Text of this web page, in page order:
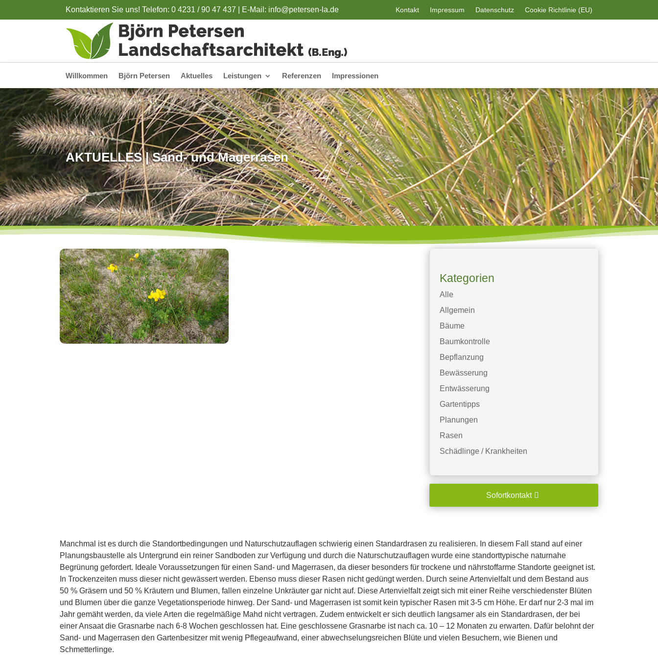
Kontaktieren Sie uns! Telefon: 0 4231 / 90 47 437 | E-Mail: info@petersen-la.de Kontakt Impressum Datenschutz Cookie Richtlinie (EU)
Willkommen Björn Petersen Aktuelles Leistungen Referenzen Impressionen
AKTUELLES | Sand- und Magerrasen
Kategorien
Alle
Allgemein
Bäume
Baumkontrolle
Bepflanzung
Bewässerung
Entwässerung
Gartentipps
Planungen
Rasen
Schädlinge / Krankheiten
Sofortkontakt
Manchmal ist es durch die Standortbedingungen und Naturschutzauflagen schwierig einen Standardrasen zu realisieren. In diesem Fall stand auf einer
Planungsbaustelle als Untergrund ein reiner Sandboden zur Verfügung und durch die Naturschutzauflagen wurde eine standorttypische naturnahe
Begrünung gefordert. Ideale Voraussetzungen für einen Sand- und Magerrasen, da dieser besonders für trockene und nährstoffarme Standorte geeignet ist.
In Trockenzeiten muss dieser nicht gewässert werden. Ebenso muss dieser Rasen nicht gedüngt werden. Durch seine Artenvielfalt und dem Bestand aus
50 % Gräsern und 50 % Kräutern und Blumen, fallen einzelne Unkräuter gar nicht auf. Diese Artenvielfalt zeigt sich mit einer Reihe verschiedenster Blüten
und Blumen über die ganze Vegetationsperiode hinweg. Der Sand- und Magerrasen ist somit kein typischer Rasen mit 3-5 cm Höhe. Er darf nur 2-3 mal im
Jahr gemäht werden, da viele Arten die regelmäßige Mahd nicht vertragen. Zudem entwickelt er sich deutlich langsamer als ein Standardrasen, der bei
einer Ansaat die Grasnarbe nach 6-8 Wochen geschlossen hat. Eine geschlossene Grasnarbe ist nach ca. 10 – 12 Monaten zu erwarten. Dafür belohnt der
Sand- und Magerrasen den Gartenbesitzer mit wenig Pflegeaufwand, einer abwechselungsreichen Blüte und vielen Besuchern, wie Bienen und
Schmetterlinge.